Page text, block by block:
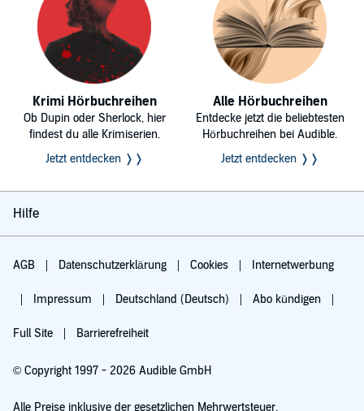
Krimi Hörbuchreihen
Ob Dupin oder Sherlock, hier
findest du alle Krimiserien.
Jetzt entdecken ❭❭
Alle Hörbuchreihen
Entdecke jetzt die beliebtesten
Hörbuchreihen bei Audible.
Jetzt entdecken ❭❭
Hilfe
AGB Datenschutzerklärung Cookies Internetwerbung
Impressum Deutschland (Deutsch) Abo kündigen
Full Site Barrierefreiheit
© Copyright 1997 - 2026 Audible GmbH
Alle Preise inklusive der gesetzlichen Mehrwertsteuer.